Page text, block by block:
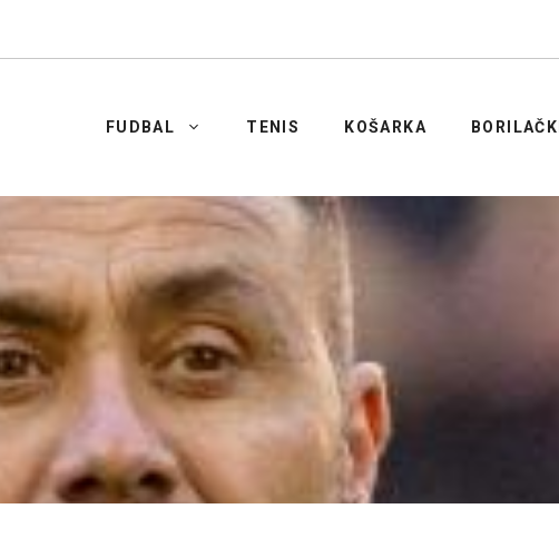
FUDBAL TENIS KOŠARKA